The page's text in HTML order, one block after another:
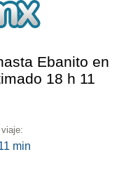
Ebanito en
18 h 11
min